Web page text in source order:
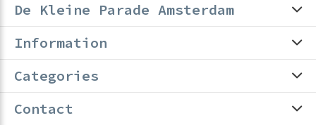
De Kleine Parade Amsterdam
Information
Categories
Contact